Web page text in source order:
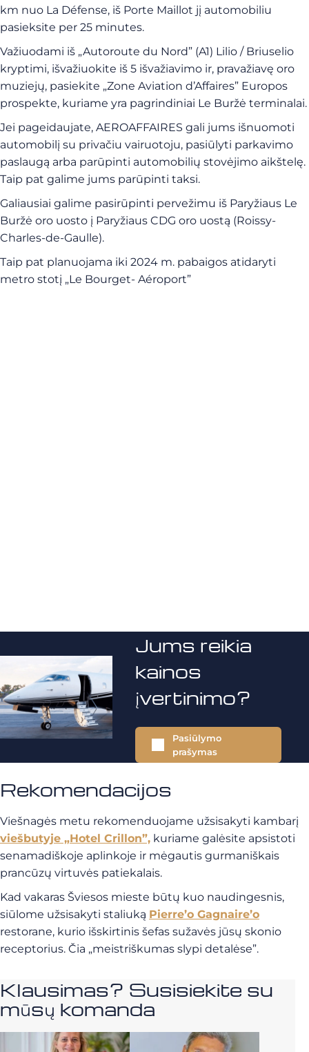
km nuo La Défense, iš Porte Maillot jį automobiliu
pasieksite per 25 minutes.
Važiuodami iš „Autoroute du Nord” (A1) Lilio / Briuselio
kryptimi, išvažiuokite iš 5 išvažiavimo ir, pravažiavę oro
muziejų, pasiekite „Zone Aviation d’Affaires” Europos
prospekte, kuriame yra pagrindiniai Le Buržė terminalai.
Jei pageidaujate, AEROAFFAIRES gali jums išnuomoti
automobilį su privačiu vairuotoju, pasiūlyti parkavimo
paslaugą arba parūpinti automobilių stovėjimo aikštelę.
Taip pat galime jums parūpinti taksi.
Galiausiai galime pasirūpinti pervežimu iš Paryžiaus Le
Buržė oro uosto į Paryžiaus CDG oro uostą (Roissy-
Charles-de-Gaulle).
Taip pat planuojama iki 2024 m. pabaigos atidaryti
metro stotį „Le Bourget- Aéroport”
Jums reikia
kainos
įvertinimo?
Pasiūlymo
prašymas
Rekomendacijos
Viešnagės metu rekomenduojame užsisakyti kambarį
viešbutyje „Hotel Crillon”, kuriame galėsite apsistoti
senamadiškoje aplinkoje ir mėgautis gurmaniškais
prancūzų virtuvės patiekalais.
Kad vakaras Šviesos mieste būtų kuo naudingesnis,
siūlome užsisakyti staliuką Pierre’o Gagnaire’o
restorane, kurio išskirtinis šefas sužavės jūsų skonio
receptorius. Čia „meistriškumas slypi detalėse”.
Klausimas? Susisiekite su
mūsų komanda